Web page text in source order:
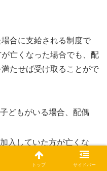
合に支給される制度で
亡くなった場合でも、配
たせば受け取ることがで
子どもがいる場合、配偶
入していた方が亡くな
トップ サイドバー